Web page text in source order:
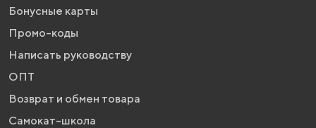
Бонусные карты
Промо-коды
Написать руководству
ОПТ
Возврат и обмен товара
Самокат-школа